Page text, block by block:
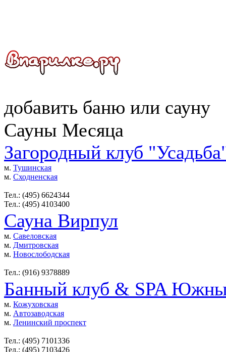
добавить баню или сауну
Сауны Месяца
Загородный клуб
м. Тушинская
м. Сходненская
Тел.: (495) 6624344
Тел.: (495) 4103400
Сауна Вирпул
м. Савеловская
м. Дмитровская
м. Новослободская
Тел.: (916) 9378889
Банный клуб & SPA
м. Кожуховская
м. Автозаводская
м. Ленинский проспект
Тел.: (495) 7101336
Тел.: (495) 7103426